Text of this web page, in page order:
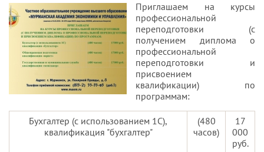
Приглашаем на курсы
профессиональной
переподготовки (с
получением диплома о
профессиональной
переподготовки и
присвоением
квалификации) по
программам:
Бухгалтер (с использованием 1С),
квалификация "бухгалтер"
(480
часов)
17
000
руб.